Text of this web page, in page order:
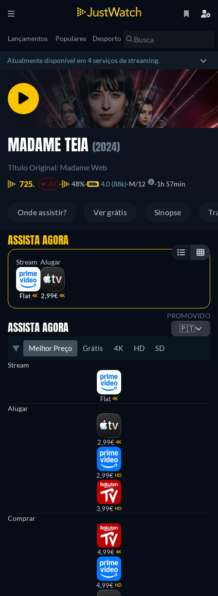
Lançamentos Populares Desporto
Atualmente disponível em 4 serviços de streaming.
MADAME TEIA (2024)
Título Original: Madame Web
725.
-82 48% 4.0 (88k) M/12 1h 57min
Onde assistir? Ver grátis Sinopse
ASSISTA AGORA
Stream
Flat 4K
Alugar
2,99€ 4K
PROMOVIDO
ASSISTA AGORA 🇵🇹
Melhor Preço Grátis 4K HD SD
Stream
Flat 4K
Alugar
2,99€ 4K
2,99€ HD
3,99€ HD
Comprar
4,99€ 4K
4,99€ HD